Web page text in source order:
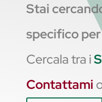
Stai
specifico
Cercala tra i
Contattami